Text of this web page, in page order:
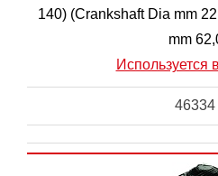
140) (Crankshaft Dia mm
mm
Используется
46334